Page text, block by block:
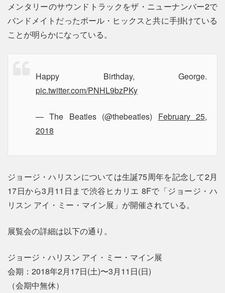
メンタリーのサウンドトラックをザ・ニューナンバー2で
バンドメイトだったポール・ヒックスと共に手掛けている
ことが明らかになっている。
Happy Birthday, George.
pic.twitter.com/PNHL9bzPKy
— The Beatles (@thebeatles) February 25,
2018
ジョージ・ハリスンについては生誕75周年を記念して2月
17日から3月11日まで渋谷ヒカリエ 8Fで「ジョージ・ハ
リスン アイ・ミー・マイン展」が開催されている。
展覧会の詳細は以下の通り。
ジョージ・ハリスン アイ・ミー・マイン展
会期：2018年2月17日(土)〜3月11日(日)
（会期中無休）